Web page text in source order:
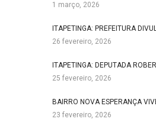
1 março, 2026
ITAPETINGA: PREFEITURA
26 fevereiro, 2026
ITAPETINGA: DEPUTADA
25 fevereiro, 2026
BAIRRO NOVA ESPERANÇA
23 fevereiro, 2026